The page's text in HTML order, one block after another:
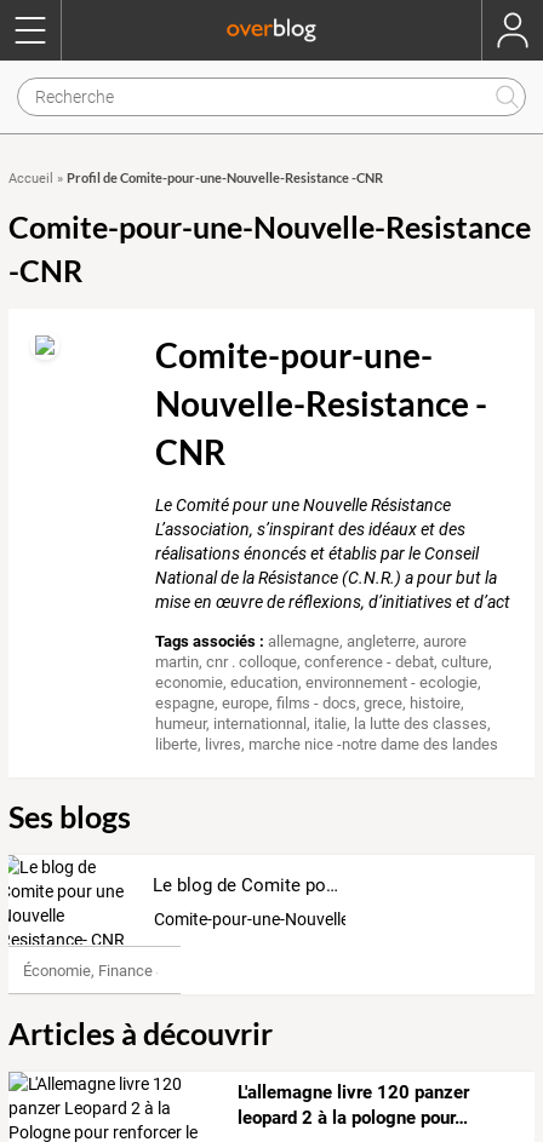
Accueil » Profil de Comite-pour-une-Nouvelle-Resistance -CNR
Comite-pour-une-Nouvelle-Resistance
-CNR
Comite-pour-une-
Nouvelle-Resistance -
CNR
Le Comité pour une Nouvelle Résistance
L’association, s’inspirant des idéaux et des
réalisations énoncés et établis par le Conseil
National de la Résistance (C.N.R.) a pour but la
mise en œuvre de réflexions, d’initiatives et d’act
Tags associés : allemagne,angleterre,aurore
martin,cnr . colloque,conference - debat,culture,
economie,education,environnement - ecologie,
espagne,europe,films - docs,grece, histoire,
humeur, internationnal, italie, la lutte des classes,
liberte, livres, marche nice -notre dame des landes
Ses blogs
Le blog de Comite pour une Nouvelle Resistance- CNR
Comite-pour-une-Nouvelle-Resistance -CNR
Économie, Finance & Droit
Articles à découvrir
L'allemagne livre 120 panzer
leopard 2 à la pologne pour…